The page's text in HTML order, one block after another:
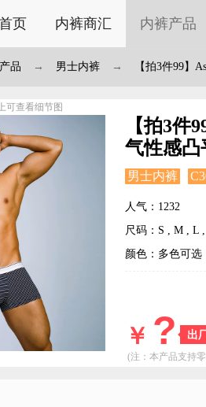
页 内裤商汇 内裤产品
品 → 男士内裤 → 【拍3件99】
可查看细节图
【拍3件
气性感凸
男士内裤
人气：1232
尺码：S , M , L
颜色：多色可选
出
￥ ?
(注：本产品支持